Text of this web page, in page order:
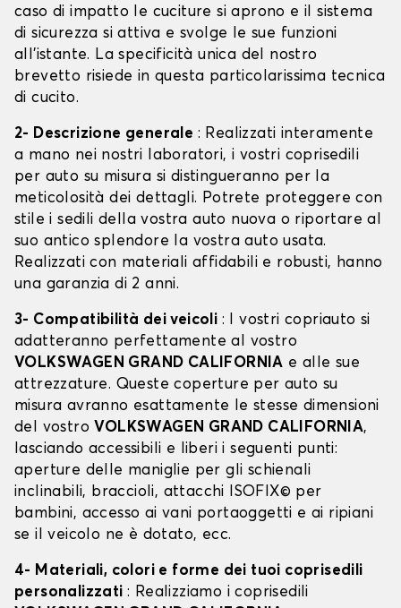
caso di impatto le cuciture si aprono e il sistema
di sicurezza si attiva e svolge le sue funzioni
all'istante. La specificità unica del nostro
brevetto risiede in questa particolarissima tecnica
di cucito.
2- Descrizione generale : Realizzati interamente
a mano nei nostri laboratori, i vostri coprisedili
per auto su misura si distingueranno per la
meticolosità dei dettagli. Potrete proteggere con
stile i sedili della vostra auto nuova o riportare al
suo antico splendore la vostra auto usata.
Realizzati con materiali affidabili e robusti, hanno
una garanzia di 2 anni.
3- Compatibilità dei veicoli : I vostri copriauto si
adatteranno perfettamente al vostro
VOLKSWAGEN GRAND CALIFORNIA e alle sue
attrezzature. Queste coperture per auto su
misura avranno esattamente le stesse dimensioni
del vostro VOLKSWAGEN GRAND CALIFORNIA,
lasciando accessibili e liberi i seguenti punti:
aperture delle maniglie per gli schienali
inclinabili, braccioli, attacchi ISOFIX© per
bambini, accesso ai vani portaoggetti e ai ripiani
se il veicolo ne è dotato, ecc.
4- Materiali, colori e forme dei tuoi coprisedili
personalizzati: Realizziamo i coprisedili